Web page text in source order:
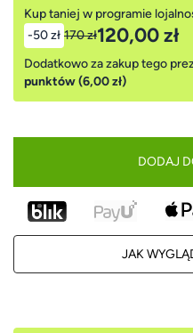
Kup taniej w programie
-50 zł 170 zł120,00 zł
Dodatkowo za zakup tego
punktów (6,00 zł)
DODAJ
JAK